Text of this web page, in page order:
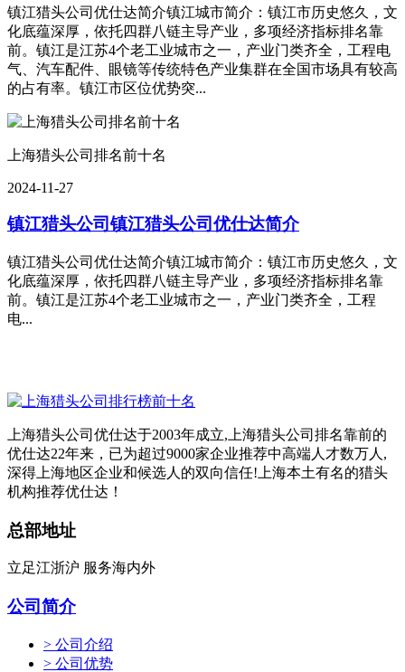
镇江猎头公司优仕达简介镇江城市简介：镇江市历史悠久，文
化底蕴深厚，依托四群八链主导产业，多项经济指标排名靠
前。镇江是江苏4个老工业城市之一，产业门类齐全，工程电
气、汽车配件、眼镜等传统特色产业集群在全国市场具有较高
的占有率。镇江市区位优势突...
上海猎头公司排名前十名
2024-11-27
镇江猎头公司镇江猎头公司优仕达简介
镇江猎头公司优仕达简介镇江城市简介：镇江市历史悠久，文
化底蕴深厚，依托四群八链主导产业，多项经济指标排名靠
前。镇江是江苏4个老工业城市之一，产业门类齐全，工程
电...
上海猎头公司优仕达于2003年成立,上海猎头公司排名靠前的
优仕达22年来，已为超过9000家企业推荐中高端人才数万人,
深得上海地区企业和候选人的双向信任!上海本土有名的猎头
机构推荐优仕达！
总部地址
立足江浙沪 服务海内外
公司简介
> 公司介绍
> 公司优势